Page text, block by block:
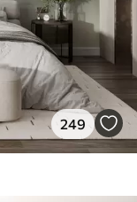
249